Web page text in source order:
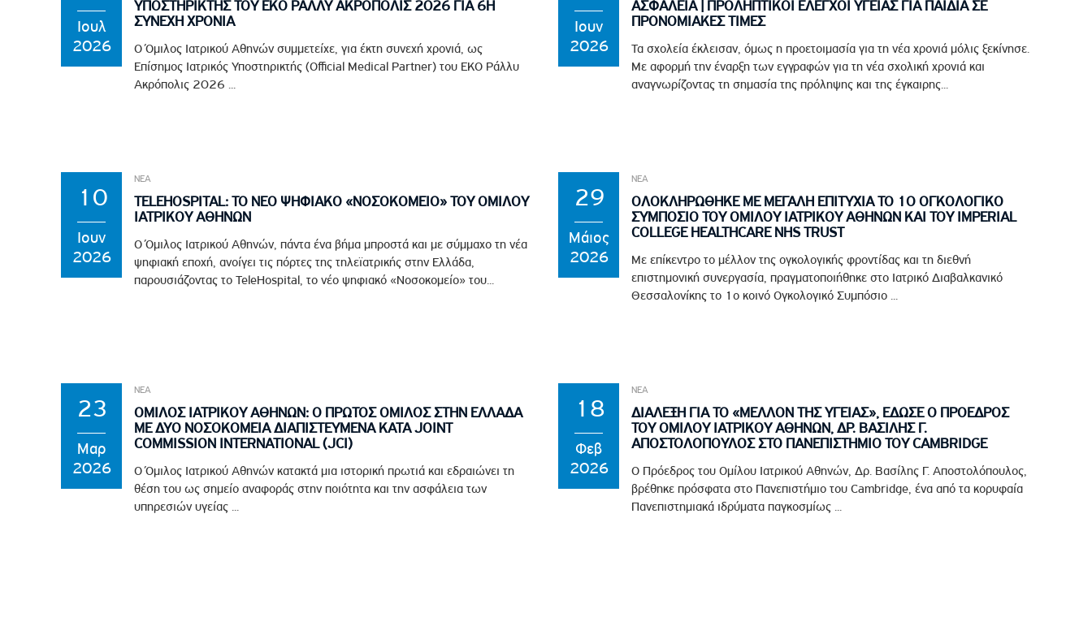
Ιουλ
2026
ΥΠΟΣΤΗΡΙΚΤΗΣ ΤΟΥ EKO ΡΑΛΛΥ ΑΚΡΟΠΟΛΙΣ 2026 ΓΙΑ 6Η
ΣΥΝΕΧΗ ΧΡΟΝΙΑ
Ο Όμιλος Ιατρικού Αθηνών συμμετείχε, για έκτη συνεχή χρονιά, ως
Επίσημος Ιατρικός Υποστηρικτής (Official Medical Partner) του EKO Ράλλυ
Ακρόπολις 2026 ...
Ιουν
2026
ΑΣΦΑΛΕΙΑ | ΠΡΟΛΗΠΤΙΚΟΙ ΕΛΕΓΧΟΙ ΥΓΕΙΑΣ ΓΙΑ ΠΑΙΔΙΑ ΣΕ
ΠΡΟΝΟΜΙΑΚΕΣ ΤΙΜΕΣ
Τα σχολεία έκλεισαν, όμως η προετοιμασία για τη νέα χρονιά μόλις ξεκίνησε.
Με αφορμή την έναρξη των εγγραφών για τη νέα σχολική χρονιά και
αναγνωρίζοντας τη σημασία της πρόληψης και της έγκαιρης...
10
Ιουν
2026
ΝΕΑ
TELEHOSPITAL: ΤΟ ΝΕΟ ΨΗΦΙΑΚΟ «ΝΟΣΟΚΟΜΕΙΟ» ΤΟΥ ΟΜΙΛΟΥ
ΙΑΤΡΙΚΟΥ ΑΘΗΝΩΝ
Ο Όμιλος Ιατρικού Αθηνών, πάντα ένα βήμα μπροστά και με σύμμαχο τη νέα
ψηφιακή εποχή, ανοίγει τις πόρτες της τηλεϊατρικής στην Ελλάδα,
παρουσιάζοντας το TeleHospital, το νέο ψηφιακό «Νοσοκομείο» του...
29
Μάιος
2026
ΝΕΑ
ΟΛΟΚΛΗΡΩΘΗΚΕ ΜΕ ΜΕΓΑΛΗ ΕΠΙΤΥΧΙΑ ΤΟ 1Ο ΟΓΚΟΛΟΓΙΚΟ
ΣΥΜΠΟΣΙΟ ΤΟΥ ΟΜΙΛΟΥ ΙΑΤΡΙΚΟΥ ΑΘΗΝΩΝ ΚΑΙ ΤΟΥ IMPERIAL
COLLEGE HEALTHCARE NHS TRUST
Με επίκεντρο το μέλλον της ογκολογικής φροντίδας και τη διεθνή
επιστημονική συνεργασία, πραγματοποιήθηκε στο Ιατρικό Διαβαλκανικό
Θεσσαλονίκης το 1ο κοινό Ογκολογικό Συμπόσιο ...
23
Μαρ
2026
ΝΕΑ
ΟΜΙΛΟΣ ΙΑΤΡΙΚΟΥ ΑΘΗΝΩΝ: Ο ΠΡΩΤΟΣ ΟΜΙΛΟΣ ΣΤΗΝ ΕΛΛΑΔΑ
ΜΕ ΔΥΟ ΝΟΣΟΚΟΜΕΙΑ ΔΙΑΠΙΣΤΕΥΜΕΝΑ ΚΑΤΑ JOINT
COMMISSION INTERNATIONAL (JCI)
Ο Όμιλος Ιατρικού Αθηνών κατακτά μια ιστορική πρωτιά και εδραιώνει τη
θέση του ως σημείο αναφοράς στην ποιότητα και την ασφάλεια των
υπηρεσιών υγείας ...
18
Φεβ
2026
ΝΕΑ
ΔΙΑΛΕΞΗ ΓΙΑ ΤΟ «ΜΕΛΛΟΝ ΤΗΣ ΥΓΕΙΑΣ», ΕΔΩΣΕ Ο ΠΡΟΕΔΡΟΣ
ΤΟΥ ΟΜΙΛΟΥ ΙΑΤΡΙΚΟΥ ΑΘΗΝΩΝ, ΔΡ. ΒΑΣΙΛΗΣ Γ.
ΑΠΟΣΤΟΛΟΠΟΥΛΟΣ ΣΤΟ ΠΑΝΕΠΙΣΤΗΜΙΟ ΤΟΥ CAMBRIDGE
Ο Πρόεδρος του Ομίλου Ιατρικού Αθηνών, Δρ. Βασίλης Γ. Αποστολόπουλος,
βρέθηκε πρόσφατα στο Πανεπιστήμιο του Cambridge, ένα από τα κορυφαία
Πανεπιστημιακά ιδρύματα παγκοσμίως ...